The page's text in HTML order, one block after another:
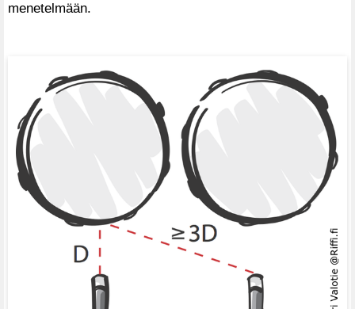
menetelmään.